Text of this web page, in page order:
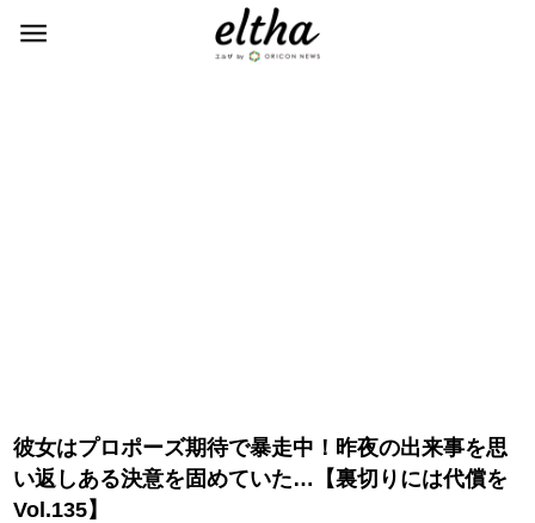
彼女はプロポーズ期待で暴走中！昨夜の出来事を思
い返しある決意を固めていた…【裏切りには代償を
Vol.135】